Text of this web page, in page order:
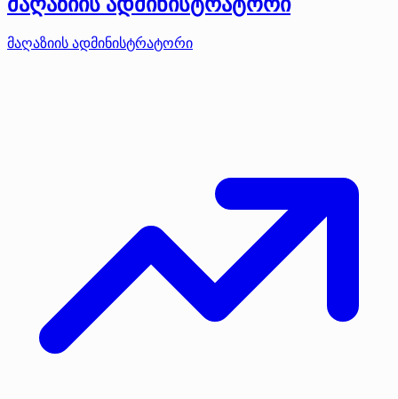
მაღაზიის ადმინისტრატორი
მაღაზიის ადმინისტრატორი